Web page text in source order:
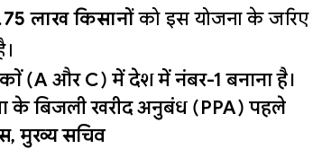
लाख किसानोंको इस योजना के जरिए
(A और C) में देश में नंबर-1 बनाना है।
के बिजली खरीद अनुबंध (PPA) पहले
मुख्य सचिव